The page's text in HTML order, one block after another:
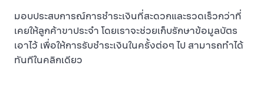
มอบประสบการณ์การชำระเงินที่สะดวกและรวดเร็วกว่าที่
เคยให้ลูกค้าขาประจำ โดยเราจะช่วยเก็บรักษาข้อมูลบัตร
เอาไว้ เพื่อให้การรับชำระเงินในครั้งต่อๆ ไป สามารถทำได้
ทันทีในคลิกเดียว